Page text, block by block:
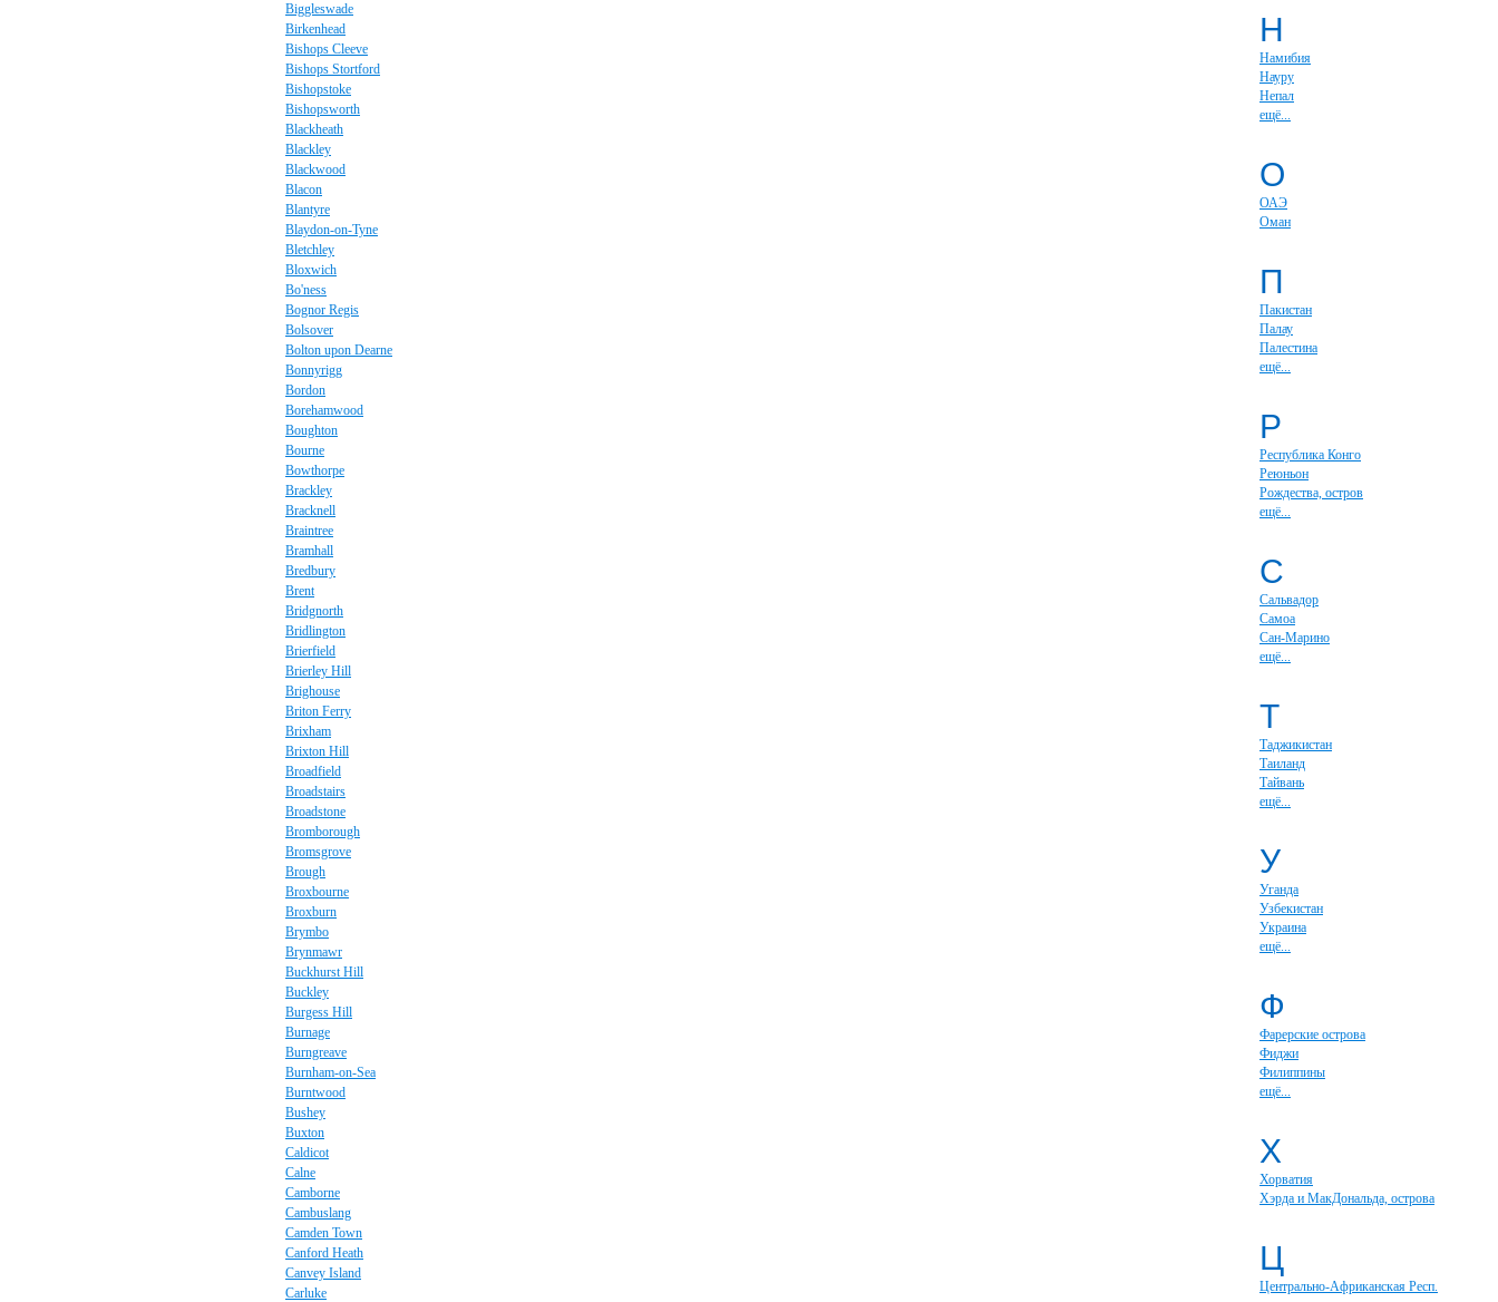
Biggleswade
Birkenhead
Bishops Cleeve
Bishops Stortford
Bishopstoke
Bishopsworth
Blackheath
Blackley
Blackwood
Blacon
Blantyre
Blaydon-on-Tyne
Bletchley
Bloxwich
Bo'ness
Bognor Regis
Bolsover
Bolton upon Dearne
Bonnyrigg
Bordon
Borehamwood
Boughton
Bourne
Bowthorpe
Brackley
Bracknell
Braintree
Bramhall
Bredbury
Brent
Bridgnorth
Bridlington
Brierfield
Brierley Hill
Brighouse
Briton Ferry
Brixham
Brixton Hill
Broadfield
Broadstairs
Broadstone
Bromborough
Bromsgrove
Brough
Broxbourne
Broxburn
Brymbo
Brynmawr
Buckhurst Hill
Buckley
Burgess Hill
Burnage
Burngreave
Burnham-on-Sea
Burntwood
Bushey
Buxton
Caldicot
Calne
Camborne
Cambuslang
Camden Town
Canford Heath
Canvey Island
Carluke
Н
Намибия
Науру
Непал
ещё...
О
ОАЭ
Оман
П
Пакистан
Палау
Палестина
ещё...
Р
Республика Конго
Реюньон
Рождества, остров
ещё...
С
Сальвадор
Самоа
Сан-Марино
ещё...
Т
Таджикистан
Таиланд
Тайвань
ещё...
У
Уганда
Узбекистан
Украина
ещё...
Ф
Фарерские острова
Фиджи
Филиппины
ещё...
Х
Хорватия
Хэрда и МакДональда, острова
Ц
Центрально-Африканская Респ.